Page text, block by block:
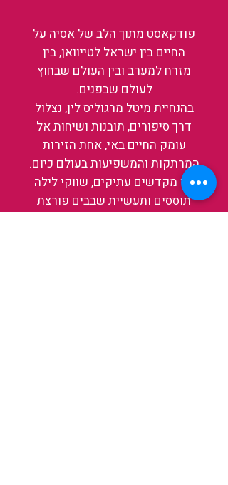
פודקאסט מתוך הלב של אסיה על
החיים בין ישראל לטייוואן, בין
מזרח למערב ובין העולם שבחוץ
לעולם שבפנים.
בהנחיית מיטל מרגוליס לין, נצלול
דרך סיפורים, תובנות ושיחות אל
עומק החיים באי, אחת הזירות
המרתקות והמשפיעות בעולם כיום.
בין מקדשים עתיקים, שווקי לילה
תוססים ותעשיית שבבים פורצת